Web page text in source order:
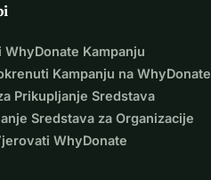
WhyDonate Kampanju
Kampanju na WhyDonate
Prikupljanje Sredstava
Sredstava za Organizacije
WhyDonate